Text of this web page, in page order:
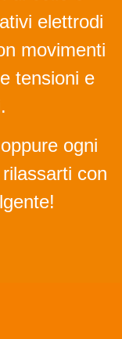
elettrodi
movimenti
tensioni e
ogni
con